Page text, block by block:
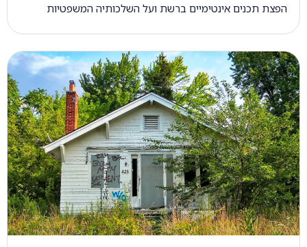
הפצת תכנים אינטימיים ברשת ועל השלכותיה המשפטיות